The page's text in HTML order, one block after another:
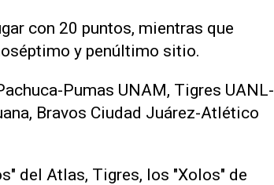
con 20 puntos, mientras que
y penúltimo sitio.
Pumas UNAM, ‌Tigres UANL-
Bravos Ciudad Juárez-Atlético
del Atlas, Tigres, los "Xolos" de